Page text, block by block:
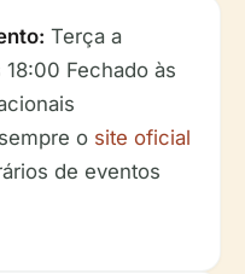
Terça a
Fechado às
o site oficial
de eventos